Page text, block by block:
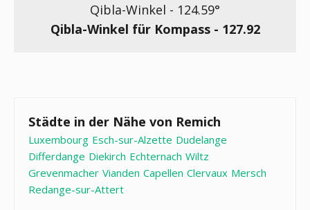
Qibla-Winkel - 124.59°
Qibla-Winkel für Kompass - 127.92
Städte in der Nähe von Remich
Luxembourg Esch-sur-Alzette Dudelange
Differdange Diekirch Echternach Wiltz
Grevenmacher Vianden Capellen Clervaux Mersch
Redange-sur-Attert